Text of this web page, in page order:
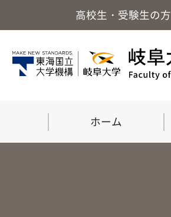
高校生・受験生の方
ホーム